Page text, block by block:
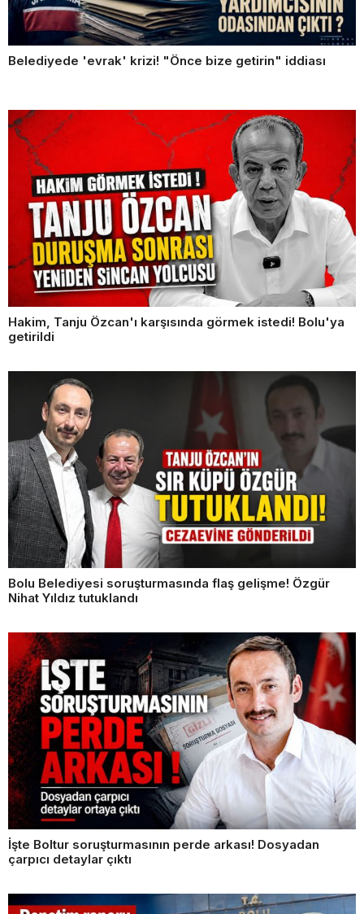
Belediyede 'evrak' krizi! "Önce bize getirin" iddiası
Hakim, Tanju Özcan'ı karşısında görmek istedi! Bolu'ya
getirildi
Bolu Belediyesi soruşturmasında flaş gelişme! Özgür
Nihat Yıldız tutuklandı
İşte Boltur soruşturmasının perde arkası! Dosyadan
çarpıcı detaylar çıktı